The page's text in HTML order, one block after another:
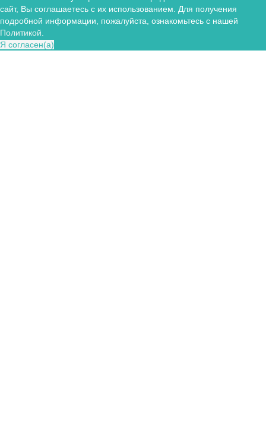
сайт, Вы соглашаетесь с их использованием. Для получения
подробной информации, пожалуйста, ознакомьтесь с нашей
Политикой
Я согласен(а)